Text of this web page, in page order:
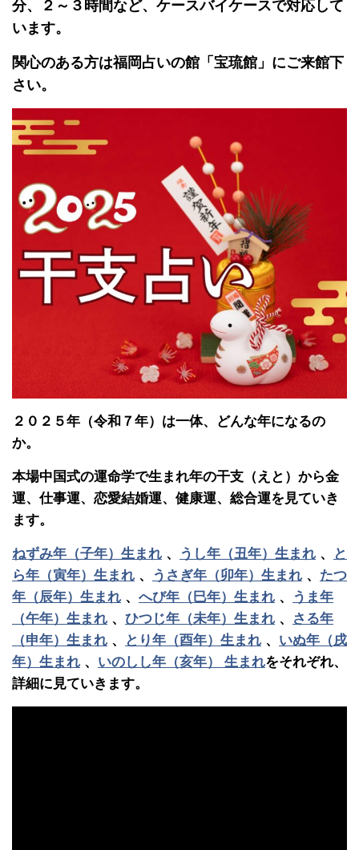
分、２～３時間など、ケースバイケースで対応して
います。
関心のある方は福岡占いの館「宝琉館」にご来館下
さい。
２０２５年（令和７年）は一体、どんな年になるの
か。
本場中国式の運命学で生まれ年の干支（えと）から金
運、仕事運、恋愛結婚運、健康運、総合運を見ていき
ます。
ねずみ年（子年）生まれ 、 うし年（丑年）生まれ 、
と
ら年（寅年）生まれ 、 うさぎ年（卯年）生まれ 、 たつ
年（辰年）生まれ 、 へび年（巳年）生まれ 、
うま年
（午年）生まれ 、 ひつじ年（未年）生まれ 、
さる年
（申年）生まれ 、 とり年（酉年）生まれ 、 いぬ年（戌
年）生まれ 、 いのしし年（亥年） 生まれをそれぞれ、
詳細に見ていきます。